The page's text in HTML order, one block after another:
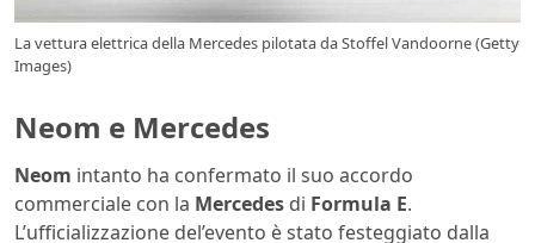
La vettura elettrica della Mercedes pilotata da Stoffel Vandoorne (Getty
Images)
Neom e Mercedes
Neom intanto ha confermato il suo accordo
commerciale con la Mercedes di Formula E.
L’ufficializzazione del’evento è stato festeggiato dalla